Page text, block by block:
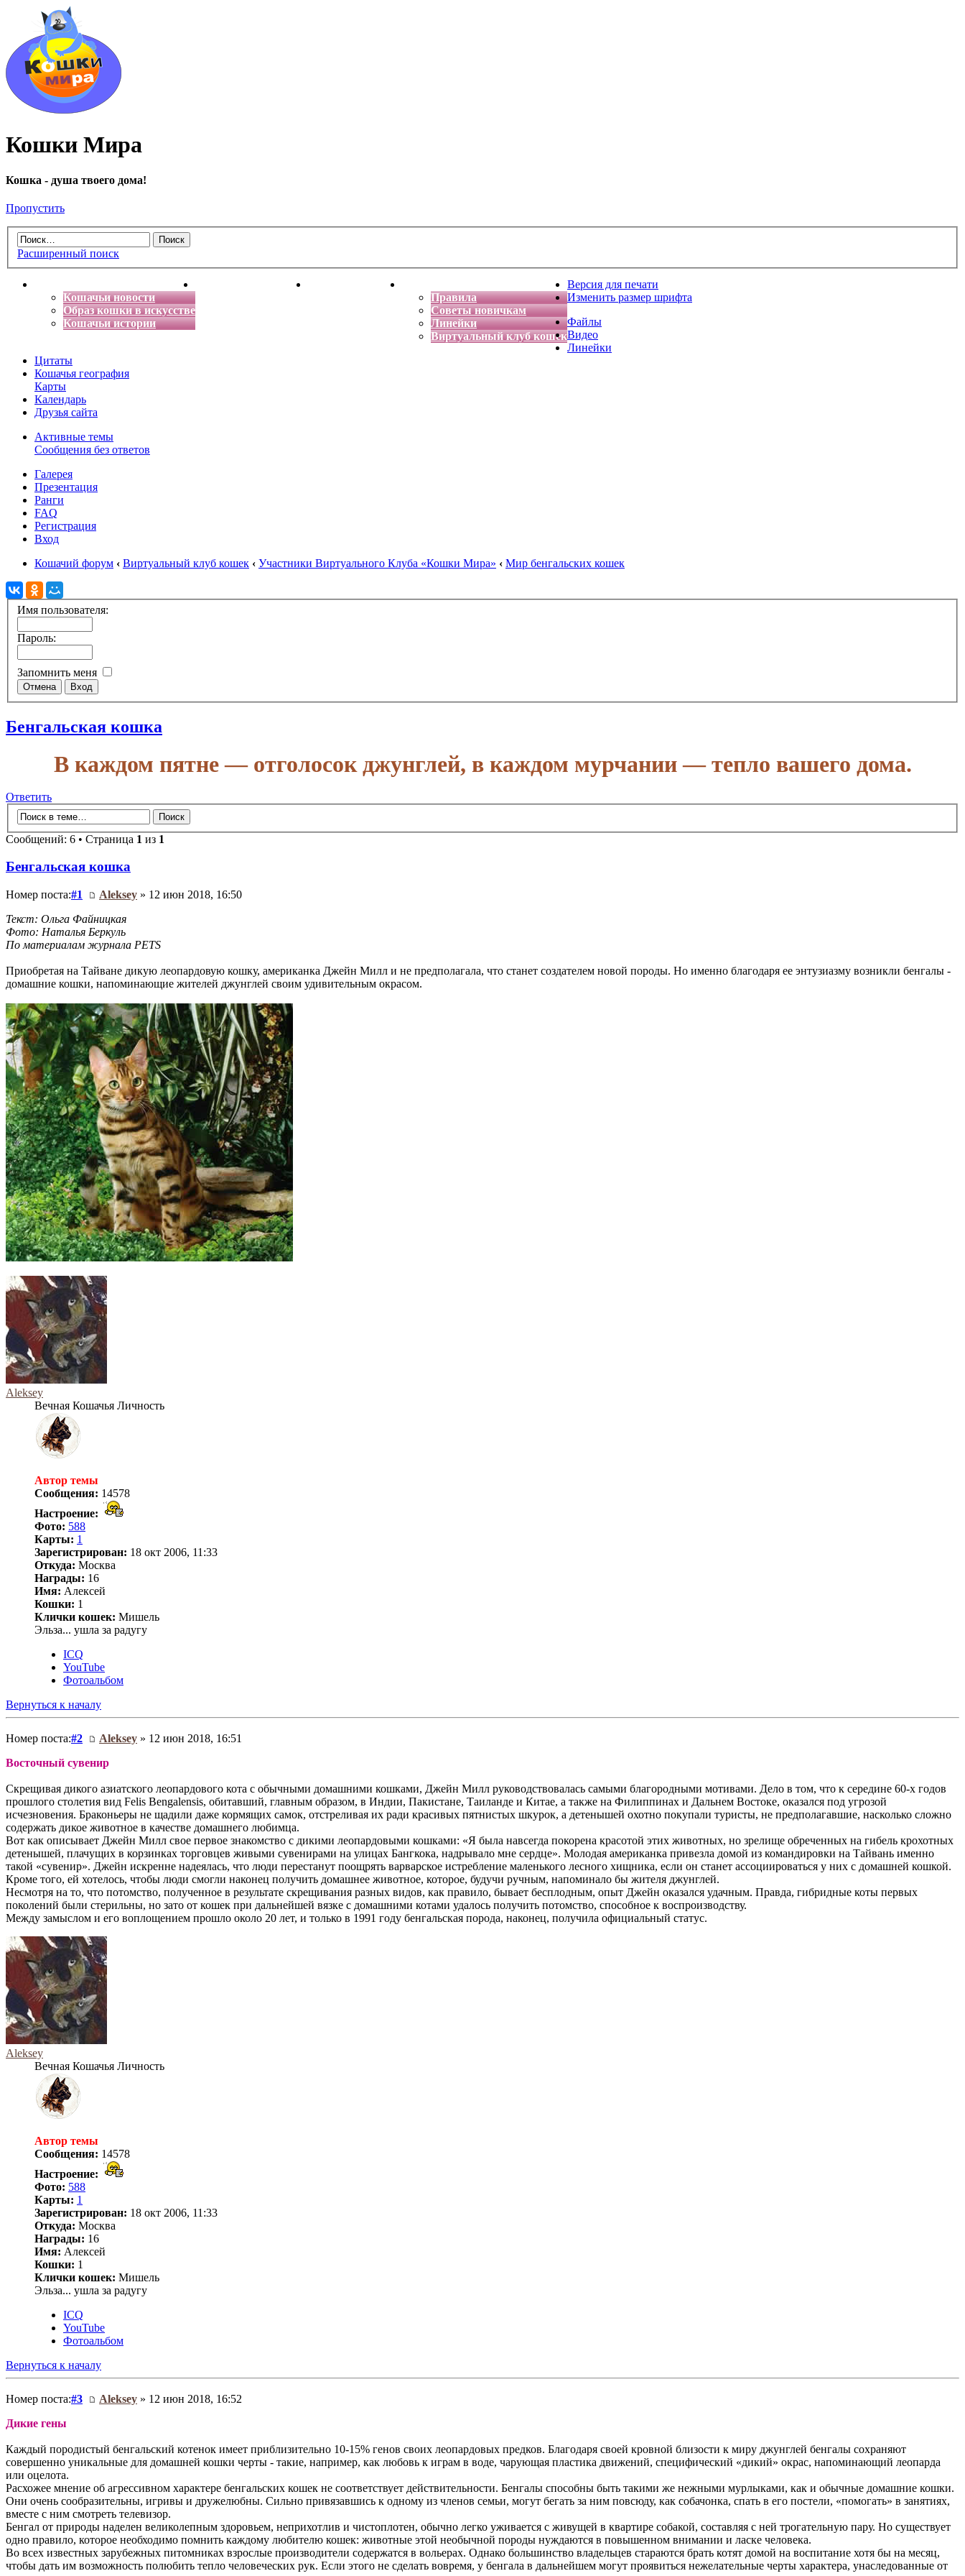
Кошки Мира
Кошка - душа твоего дома!
Пропустить
Расширенный поиск
Кошачьи новости
Образ кошки в искусстве
Кошачьи истории
Энциклопедия кошек Детская фантазия
Правила
Советы новичкам
Линейки
Виртуальный клуб кошек
Версия для печати
Изменить размер шрифта
Файлы
Видео
Линейки
Цитаты
Кошачья география
Карты
Календарь
Друзья сайта
Активные темы
Сообщения без ответов
Галерея
Презентация
Ранги
FAQ
Регистрация
Вход
Кошачий форум ‹ Виртуальный клуб кошек ‹ Участники Виртуального Клуба «Кошки Мира» ‹ Мир бенгальских кошек
Имя пользователя:
Пароль:
Запомнить меня
Бенгальская кошка
В каждом пятне — отголосок джунглей, в каждом мурчании — тепло вашего дома.
Ответить
Сообщений: 6 • Страница 1 из 1
Бенгальская кошка
Номер поста:#1 Aleksey » 12 июн 2018, 16:50
Текст: Ольга Файницкая
Фото: Наталья Беркуль
По материалам журнала PETS
Приобретая на Тайване дикую леопардовую кошку, американка Джейн Милл и не предполагала, что станет создателем новой породы. Но именно благодаря ее энтузиазму возникли бенгалы -
домашние кошки, напоминающие жителей джунглей своим удивительным окрасом.
Aleksey
Вечная Кошачья Личность
Автор темы
Сообщения: 14578
Настроение:
Фото: 588
Карты: 1
Зарегистрирован: 18 окт 2006, 11:33
Откуда: Москва
Награды: 16
Имя: Алексей
Кошки: 1
Клички кошек: Мишель
Эльза... ушла за радугу
ICQ
YouTube
Фотоальбом
Вернуться к началу
Номер поста:#2 Aleksey » 12 июн 2018, 16:51
Восточный сувенир
Cкрещивая дикого азиатского леопардового кота с обычными домашними кошками, Джейн Милл руководствовалась самыми благородными мотивами. Дело в том, что к середине 60-х годов
прошлого столетия вид Felis Bengalensis, обитавший, главным образом, в Индии, Пакистане, Таиланде и Китае, а также на Филиппинах и Дальнем Востоке, оказался под угрозой
исчезновения. Браконьеры не щадили даже кормящих самок, отстреливая их ради красивых пятнистых шкурок, а детенышей охотно покупали туристы, не предполагавшие, насколько сложно
содержать дикое животное в качестве домашнего любимца.
Вот как описывает Джейн Милл свое первое знакомство с дикими леопардовыми кошками: «Я была навсегда покорена красотой этих животных, но зрелище обреченных на гибель крохотных
детенышей, плачущих в корзинках торговцев живыми сувенирами на улицах Бангкока, надрывало мне сердце». Молодая американка привезла домой из командировки на Тайвань именно
такой «сувенир». Джейн искренне надеялась, что люди перестанут поощрять варварское истребление маленького лесного хищника, если он станет ассоциироваться у них с домашней кошкой.
Кроме того, ей хотелось, чтобы люди смогли наконец получить домашнее животное, которое, будучи ручным, напоминало бы жителя джунглей.
Несмотря на то, что потомство, полученное в результате скрещивания разных видов, как правило, бывает бесплодным, опыт Джейн оказался удачным. Правда, гибридные коты первых
поколений были стерильны, но зато от кошек при дальнейшей вязке с домашними котами удалось получить потомство, способное к воспроизводству.
Между замыслом и его воплощением прошло около 20 лет, и только в 1991 году бенгальская порода, наконец, получила официальный статус.
Aleksey
Вечная Кошачья Личность
Автор темы
Сообщения: 14578
Настроение:
Фото: 588
Карты: 1
Зарегистрирован: 18 окт 2006, 11:33
Откуда: Москва
Награды: 16
Имя: Алексей
Кошки: 1
Клички кошек: Мишель
Эльза... ушла за радугу
ICQ
YouTube
Фотоальбом
Вернуться к началу
Номер поста:#3 Aleksey » 12 июн 2018, 16:52
Дикие гены
Каждый породистый бенгальский котенок имеет приблизительно 10-15% генов своих леопардовых предков. Благодаря своей кровной близости к миру джунглей бенгалы сохраняют
совершенно уникальные для домашней кошки черты - такие, например, как любовь к играм в воде, чарующая пластика движений, специфический «дикий» окрас, напоминающий леопарда
или оцелота.
Расхожее мнение об агрессивном характере бенгальских кошек не соответствует действительности. Бенгалы способны быть такими же нежными мурлыками, как и обычные домашние кошки.
Они очень сообразительны, игривы и дружелюбны. Сильно привязавшись к одному из членов семьи, могут бегать за ним повсюду, как собачонка, спать в его постели, «помогать» в занятиях,
вместе с ним смотреть телевизор.
Бенгал от природы наделен великолепным здоровьем, неприхотлив и чистоплотен, обычно легко уживается с живущей в квартире собакой, составляя с ней трогательную пару. Но существует
одно правило, которое необходимо помнить каждому любителю кошек: животные этой необычной породы нуждаются в повышенном внимании и ласке человека.
Во всех известных зарубежных питомниках взрослые производители содержатся в вольерах. Однако большинство владельцев стараются брать котят домой на воспитание хотя бы на месяц,
чтобы дать им возможность полюбить тепло человеческих рук. Если этого не сделать вовремя, у бенгала в дальнейшем могут проявиться нежелательные черты характера, унаследованные от